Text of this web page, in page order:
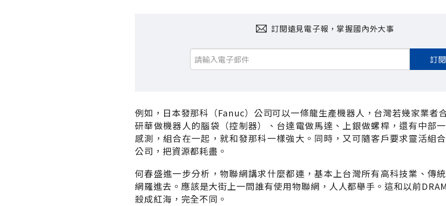
訂閱遠見電子報，掌握國內外大事
訂閱
例如，日本發那科（Fanuc）公司可以一條龍生產機器人，台灣若幾家業者
研華做機器人的腦袋（控制器）、台達電做馬達、上銀做螺桿，還有中部
感測，組合在一起，就和發那科一樣強大。同時，又可隨客戶要求靈活組
公司，把資源都耗盡。
何春盛進一步分析，物聯網講求什麼都連，基本上台灣所有高科技業、傳
網羅進去。應該是大街上一問誰有使用物聯網，人人都舉手。這和以前
殺成紅海，完全不同。